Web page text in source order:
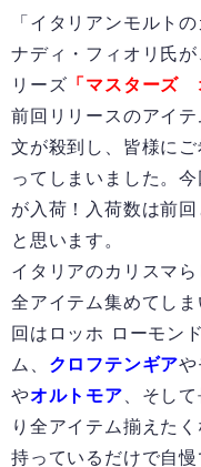
「イタリアンモルト
ナディ・フィオリ氏
リーズ 「マスターズ
前回リリースのアイ
文が殺到し、皆様に
ってしまいました。
が入荷！入荷数は前
と思います。
イタリアのカリスマ
全アイテム集めてし
回はロッホ ローモン
ム、 クロフテンギア
やオルトモア、そし
り全アイテム揃えた
持っているだけで自